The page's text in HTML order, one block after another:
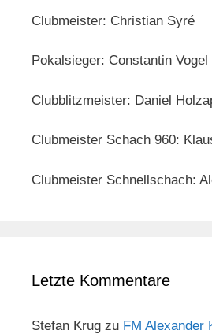
Clubmeister: Christian Syré
Pokalsieger: Constantin Vogel
Clubblitzmeister: Daniel
Clubmeister Schach 960:
Clubmeister Schnellschach:
Letzte Kommentare
Stefan Krug zu FM Alexander